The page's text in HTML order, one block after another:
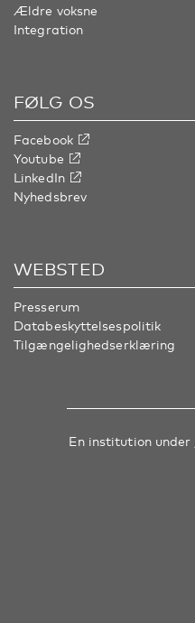
Ældre voksne
Integration
FØLG OS
Facebook
Youtube
LinkedIn
Nyhedsbrev
WEBSTED
Presserum
Databeskyttelsespolitik
Tilgængelighedserklæring
En institution under